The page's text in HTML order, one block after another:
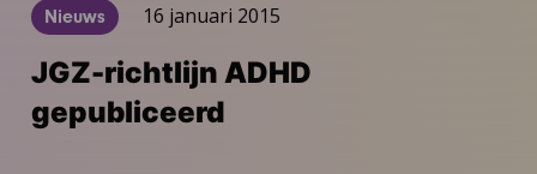
Nieuws 16 januari 2015
JGZ-richtlijn ADHD
gepubliceerd